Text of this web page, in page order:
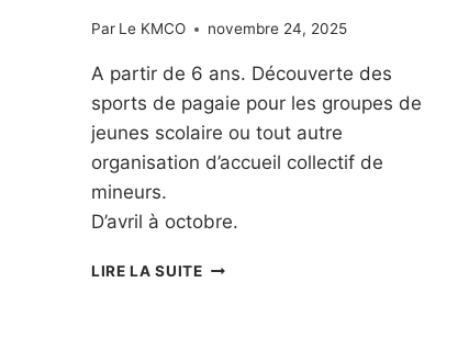
Par Le KMCO novembre 24, 2025
A partir de 6 ans. Découverte des
sports de pagaie pour les groupes de
jeunes scolaire ou tout autre
organisation d’accueil collectif de
mineurs.
D’avril à octobre.
LIRE LA SUITECYCLE